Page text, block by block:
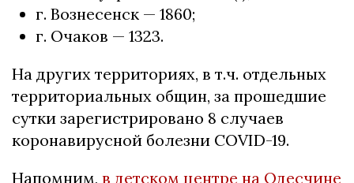
г. Вознесенск — 1860;
г. Очаков — 1323.
На других территориях, в т.ч. отдельных
территориальных общин, за прошедшие
сутки зарегистрировано 8 случаев
коронавирусной болезни COVID-19.
Напомним, в детском центре на Одесчине